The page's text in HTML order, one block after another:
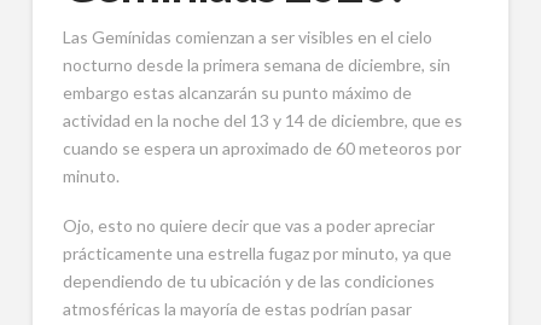
Las Gemínidas comienzan a ser visibles en el cielo
nocturno desde la primera semana de diciembre, sin
embargo estas alcanzarán su punto máximo de
actividad en la noche del 13 y 14 de diciembre, que es
cuando se espera un aproximado de 60 meteoros por
minuto.
Ojo, esto no quiere decir que vas a poder apreciar
prácticamente una estrella fugaz por minuto, ya que
dependiendo de tu ubicación y de las condiciones
atmosféricas la mayoría de estas podrían pasar